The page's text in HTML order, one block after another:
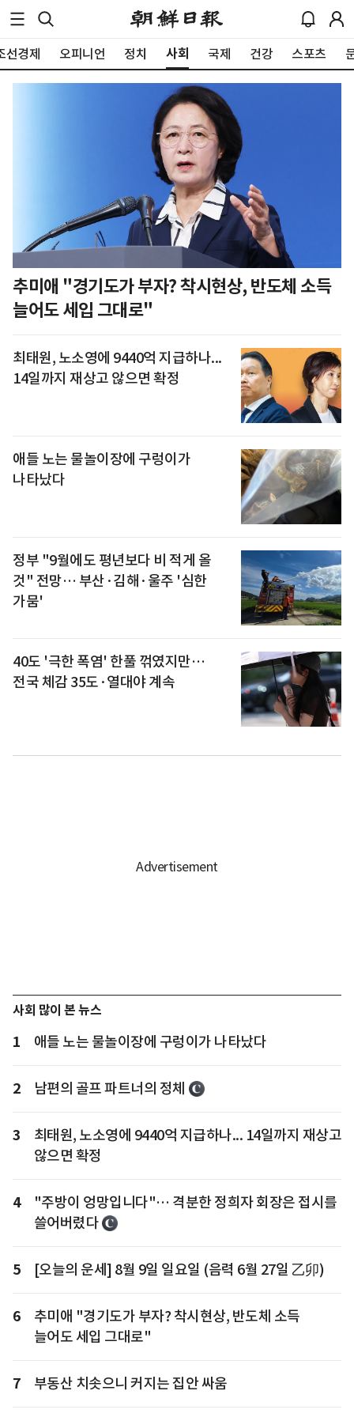
선경제 오피니언 정치 사회 국제 건강 스포츠
추미애 "경기도가 부자? 착시현상, 반도체 소득
늘어도 세입 그대로"
최태원, 노소영에 9440억 지급하나...
14일까지 재상고 않으면 확정
애들 노는 물놀이장에 구렁이가
나타났다
정부 "9월에도 평년보다 비 적게 올
것" 전망… 부산·김해·울주 '심한
가뭄'
40도 '극한 폭염' 한풀 꺾였지만…
전국 체감 35도·열대야 계속
사회 많이 본 뉴스
1 애들 노는 물놀이장에 구렁이가 나타났다
2 남편의 골프 파트너의 정체
3
최태원, 노소영에 9440억 지급하나... 14일까지 재상고
않으면 확정
4
"주방이 엉망입니다"… 격분한 정희자 회장은 접시를
쓸어버렸다
5 [오늘의 운세] 8월 9일 일요일 (음력 6월 27일 乙卯)
6
추미애 "경기도가 부자? 착시현상, 반도체 소득
늘어도 세입 그대로"
7 부동산 치솟으니 커지는 집안 싸움